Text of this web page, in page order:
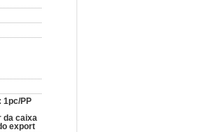
1pc/PP
da caixa
export